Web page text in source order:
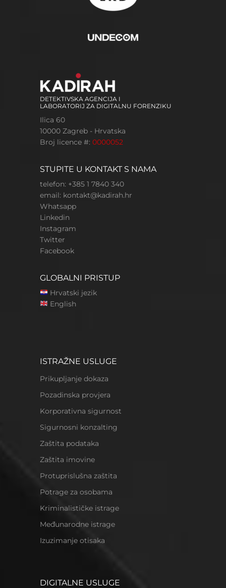
DETEKTIVSKA AGENCIJA I
LABORATORIJ ZA DIGITALNU FORENZIKU
Ilica 60
10000 Zagreb - Hrvatska
Broj licence #: 0000052
STUPITE U KONTAKT S NAMA
telefon: +385 1 7840 340
email: kontakt@kadirah.hr
Whatsapp
Linkedin
Instagram
Twitter
Facebook
GLOBALNI PRISTUP
Hrvatski jezik
English
ISTRAŽNE USLUGE
Prikupljanje dokaza
Pozadinska provjera
Korporativna sigurnost
Sigurnosni konzalting
Zaštita podataka
Zaštita imovine
Protuprislušna zaštita
Potrage za osobama
Kriminalističke istrage
Međunarodne istrage
Izuzimanje otisaka
DIGITALNE USLUGE